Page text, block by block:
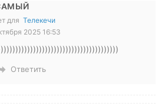
для Телекечи
2025 16:53
Ответить